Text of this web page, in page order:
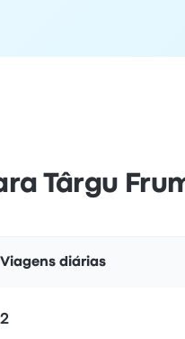
Târgu
Viagens diárias
2